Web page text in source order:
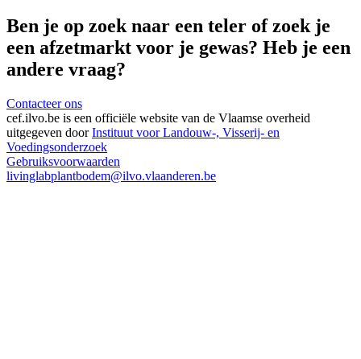
Ben je op zoek naar een teler of zoek je
een afzetmarkt voor je gewas? Heb je een
andere vraag?
Contacteer ons
cef.ilvo.be is een officiële website van de Vlaamse overheid
uitgegeven doorInstituut voor Landouw-, Visserij- en
Voedingsonderzoek
Gebruiksvoorwaarden
livinglabplantbodem@ilvo.vlaanderen.be